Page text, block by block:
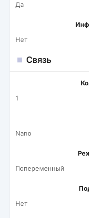
Да
Нет
Связь
1
Nano
Попеременный
Нет